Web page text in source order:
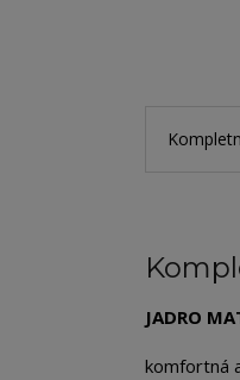
JADRO
komfortná